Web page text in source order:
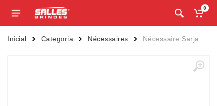
0
Inicial Categoria Nécessaires Nécessaire Sarja